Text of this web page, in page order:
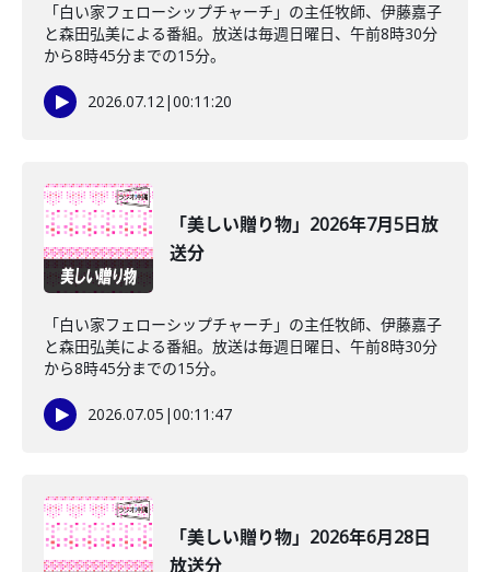
「白い家フェローシップチャーチ」の主任牧師、伊藤嘉子
と森田弘美による番組。放送は毎週日曜日、午前8時30分
から8時45分までの15分。
2026.07.12|00:11:20
「美しい贈り物」2026年7月5日放
送分
「白い家フェローシップチャーチ」の主任牧師、伊藤嘉子
と森田弘美による番組。放送は毎週日曜日、午前8時30分
から8時45分までの15分。
2026.07.05 |00:11:47
「美しい贈り物」2026年6月28日
放送分